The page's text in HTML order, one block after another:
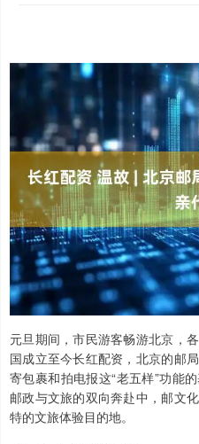
元旦期间，市民游客畅游北京，
国成立至今长红配资，北京的邮
寄包裹和拍电报这“老五样”功能
邮政与文旅的双向奔赴中，邮文
特的文旅体验目的地。